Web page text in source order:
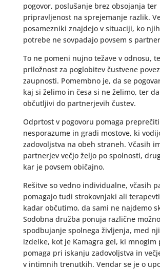
pogovor, poslušanje brez obsojanja ter
pripravljenost na sprejemanje razlik.
posamezniki znajdejo v situaciji, ko
potrebe ne sovpadajo povsem s
To ne pomeni nujno težave v odnosu,
priložnost za poglobitev čustvene
zaupnosti. Pomembno je, da se
kaj si želimo in česa si ne želimo, ter
občutljivi do partnerjevih čustev.
Odprtost v pogovoru pomaga preprečiti
nesporazume in gradi mostove, ki
zadovoljstva na obeh straneh. Včasih
partnerjev večjo željo po spolnosti,
kar je povsem običajno.
Rešitve so vedno individualne, včasih
pomagajo tudi strokovnjaki ali
kadar občutimo, da sami ne najdemo
Sodobna družba ponuja različne
spodbujanje spolnega življenja, med
izdelke, kot je Kamagra gel, ki mnogim
pomaga pri iskanju zadovoljstva in
v intimnih trenutkih. Vendar se je o